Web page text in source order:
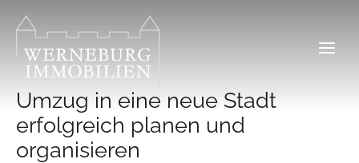
Inhalt
springen
Umzug in eine neue Stadt
erfolgreich planen und
organisieren